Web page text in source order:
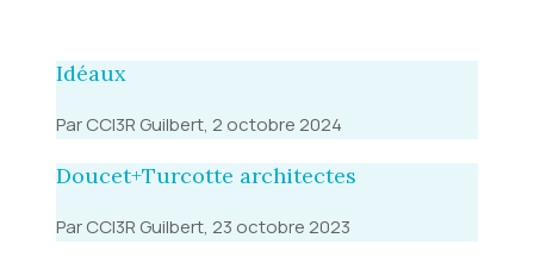
Idéaux
Par CCI3R Guilbert, 2 octobre 2024
Doucet+Turcotte architectes
Par CCI3R Guilbert, 23 octobre 2023